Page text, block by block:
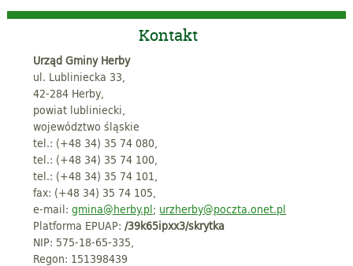
Kontakt
Urząd Gminy Herby
ul. Lubliniecka 33,
42-284 Herby,
powiat lubliniecki,
województwo śląskie
tel.: (+48 34) 35 74 080,
tel.: (+48 34) 35 74 100,
tel.: (+48 34) 35 74 101,
fax: (+48 34) 35 74 105,
e-mail:gmina@herby.pl; urzherby@poczta.onet.pl
Platforma EPUAP:/39k65ipxx3/skrytka
NIP: 575-18-65-335,
Regon: 151398439